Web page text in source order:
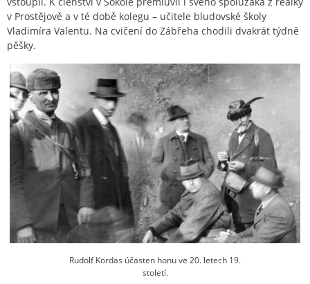
v Prostějově a v té době kolegu – učitele bludovské školy
Vladimíra Valentu. Na cvičení do Zábřeha chodili dvakrát týdně
pěšky.
Rudolf Kordas účasten honu ve 20. letech 19.
století.